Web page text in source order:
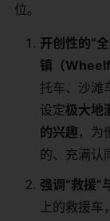
位。
开创性的“
镇（
托车、沙滩
设定极大地
的兴趣 ，为
的、充满认
强调“救援”
上的救援